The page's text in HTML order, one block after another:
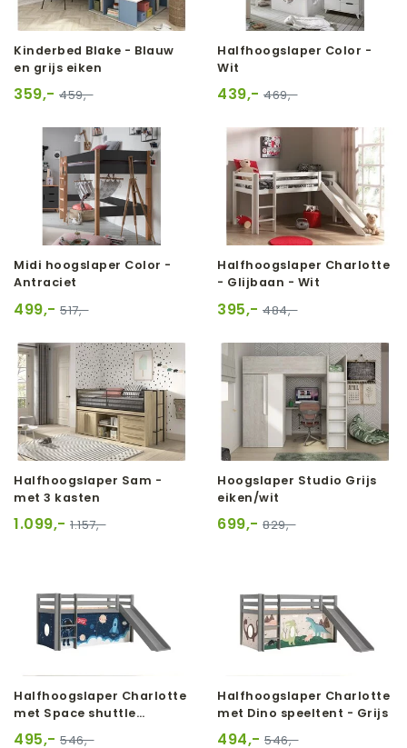
Kinderbed Blake - Blauw
en grijs eiken
359,- 459,-
Halfhoogslaper Color -
Wit
439,- 469,-
Midi hoogslaper Color -
Antraciet
499,- 517,-
Halfhoogslaper Charlotte
- Glijbaan - Wit
395,- 484,-
Halfhoogslaper Sam -
met 3 kasten
1.099,- 1.157,-
Hoogslaper Studio Grijs
eiken/wit
699,- 829,-
Halfhoogslaper Charlotte
met Space shuttle
speeltent - Grijs
495,- 546,-
Halfhoogslaper Charlotte
met Dino speeltent - Grijs
494,- 546,-